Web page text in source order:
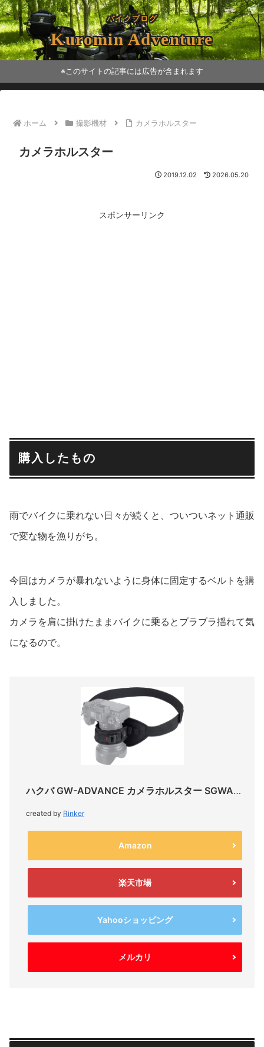
バイクブログ
Kuromin Adventure
※このサイトの記事には広告が含まれます
ホーム 撮影機材 カメラホルスター
カメラホルスター
2019.12.02 2026.05.20
スポンサーリンク
購入したもの
雨でバイクに乗れない日々が続くと、ついついネット通販
で変な物を漁りがち。
今回はカメラが暴れないように身体に固定するベルトを購
入しました。
カメラを肩に掛けたままバイクに乗るとブラブラ揺れて気
になるので。
ハクバ GW-ADVANCE カメラホルスター SGWA-CHLT2SBK
created by Rinker
Amazon
楽天市場
Yahooショッピング
メルカリ